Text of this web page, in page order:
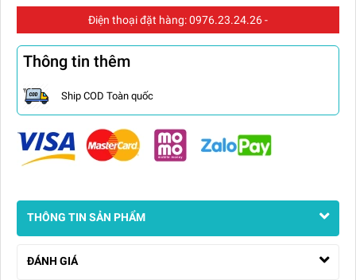
Điện thoại đặt hàng:0976.23.24.26-
Thông tin thêm
Ship COD Toàn quốc
THÔNG TIN SẢN PHẨM
ĐÁNH GIÁ